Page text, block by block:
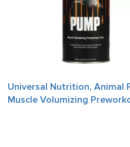
Universal Nutrition, Animal
Muscle Volumizing